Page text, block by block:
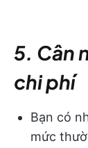
5. Cân
chi phí
Bạn có
mức